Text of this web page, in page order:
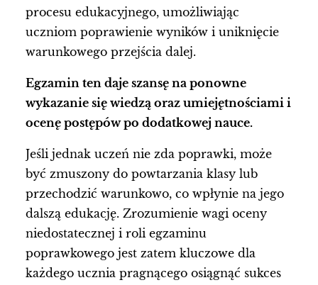
procesu edukacyjnego, umożliwiając
uczniom poprawienie wyników i uniknięcie
warunkowego przejścia dalej.
Egzamin ten daje szansę na ponowne
wykazanie się wiedzą oraz umiejętnościami i
ocenę postępów po dodatkowej nauce.
Jeśli jednak uczeń nie zda poprawki, może
być zmuszony do powtarzania klasy lub
przechodzić warunkowo, co wpłynie na jego
dalszą edukację. Zrozumienie wagi oceny
niedostatecznej i roli egzaminu
poprawkowego jest zatem kluczowe dla
każdego ucznia pragnącego osiągnąć sukces